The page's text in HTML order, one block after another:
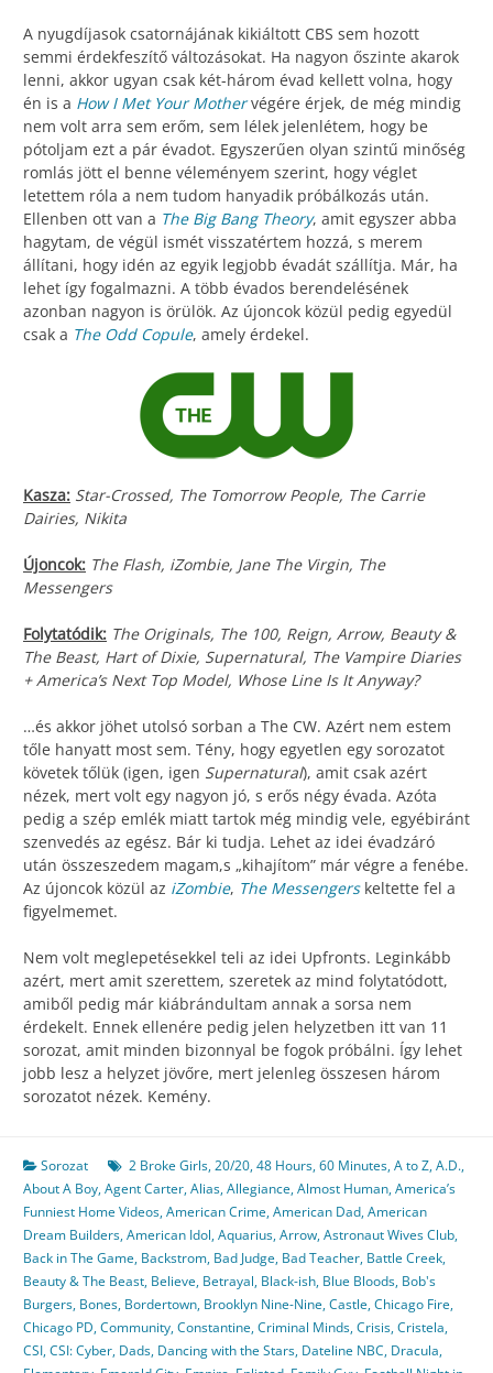
A nyugdíjasok csatornájának kikiáltott CBS sem hozott
semmi érdekfeszítő változásokat. Ha nagyon őszinte akarok
lenni, akkor ugyan csak két-három évad kellett volna, hogy
én is a How I Met Your Mothervégére érjek, de még mindig
nem volt arra sem erőm, sem lélek jelenlétem, hogy be
pótoljam ezt a pár évadot. Egyszerűen olyan szintű minőség
romlás jött el benne véleményem szerint, hogy véglet
letettem róla a nem tudom hanyadik próbálkozás után.
Ellenben ott van a The Big Bang Theory, amit egyszer abba
hagytam, de végül ismét visszatértem hozzá, s merem
állítani, hogy idén az egyik legjobb évadát szállítja. Már, ha
lehet így fogalmazni. A több évados berendelésének
azonban nagyon is örülök. Az újoncok közül pedig egyedül
csak a The Odd Copule, amely érdekel.
Kasza: Star-Crossed, The Tomorrow People, The Carrie
Dairies, Nikita
Újoncok: The Flash, iZombie, Jane The Virgin, The
Messengers
Folytatódik: The Originals, The 100, Reign, Arrow, Beauty &
The Beast, Hart of Dixie, Supernatural, The Vampire Diaries
+ America’s Next Top Model, Whose Line Is It Anyway?
…és akkor jöhet utolsó sorban a The CW. Azért nem estem
tőle hanyatt most sem. Tény, hogy egyetlen egy sorozatot
követek tőlük (igen, igen Supernatural), amit csak azért
nézek, mert volt egy nagyon jó, s erős négy évada. Azóta
pedig a szép emlék miatt tartok még mindig vele, egyébiránt
szenvedés az egész. Bár ki tudja. Lehet az idei évadzáró
után összeszedem magam,s „kihajítom” már végre a fenébe.
Az újoncok közül az iZombie, The Messengerskeltette fel a
figyelmemet.
Nem volt meglepetésekkel teli az idei Upfronts. Leginkább
azért, mert amit szerettem, szeretek az mind folytatódott,
amiből pedig már kiábrándultam annak a sorsa nem
érdekelt. Ennek ellenére pedig jelen helyzetben itt van 11
sorozat, amit minden bizonnyal be fogok próbálni. Így lehet
jobb lesz a helyzet jövőre, mert jelenleg összesen három
sorozatot nézek. Kemény.
Sorozat 2 Broke Girls,20/20,48 Hours,60 Minutes,A to Z,A.D.,
About A Boy,Agent Carter,Alias,Allegiance,Almost Human,America’s
Funniest Home Videos,American Crime,American Dad,American
Dream Builders,American Idol,Aquarius,Arrow,Astronaut Wives Club,
Back in The Game, Backstrom, Bad Judge, Bad Teacher, Battle Creek,
Beauty & The Beast, Believe, Betrayal, Black-ish, Blue Bloods, Bob's
Burgers, Bones, Bordertown, Brooklyn Nine-Nine,Castle,Chicago Fire,
Chicago PD,Community,Constantine,Criminal Minds,Crisis,Cristela,
CSI,CSI: Cyber, Dads, Dancing with the Stars, Dateline NBC, Dracula,